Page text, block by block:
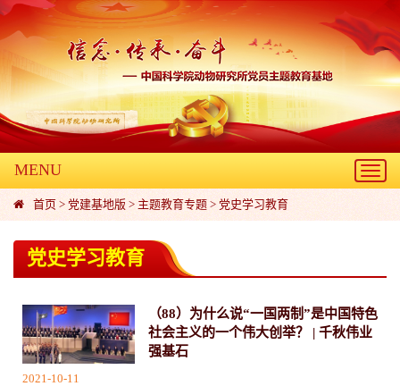
MENU
首页 > 党建基地版 > 主题教育专题 > 党史学习教育
党史学习教育
（88）为什么说“一国两制”是中国特色
社会主义的一个伟大创举？ | 千秋伟业
强基石
2021-10-11